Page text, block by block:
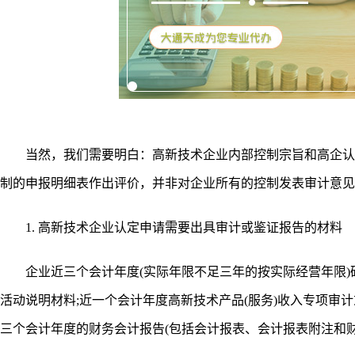
当然，我们需要明白：高新技术企业内部控制宗旨和高企
制的申报明细表作出评价，并非对企业所有的控制发表审计意
1. 高新技术企业认定申请需要出具审计或鉴证报告的材料
企业近三个会计年度(实际年限不足三年的按实际经营年限)
活动说明材料;近一个会计年度高新技术产品(服务)收入专项审
三个会计年度的财务会计报告(包括会计报表、会计报表附注和